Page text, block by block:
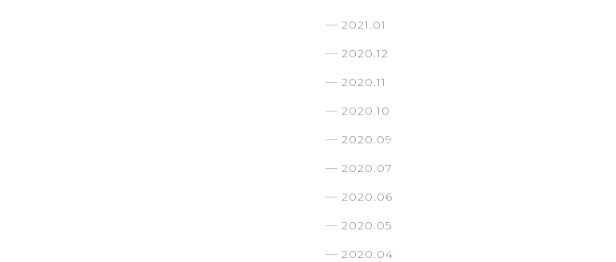
2021.01
2020.12
2020.11
2020.10
2020.09
2020.07
2020.06
2020.05
2020.04